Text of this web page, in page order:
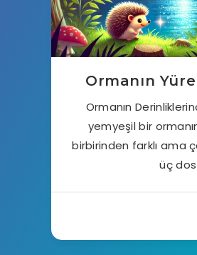
Ormanın
Ormanın
yemyeşil bir
birbirinden farklı ama
üç